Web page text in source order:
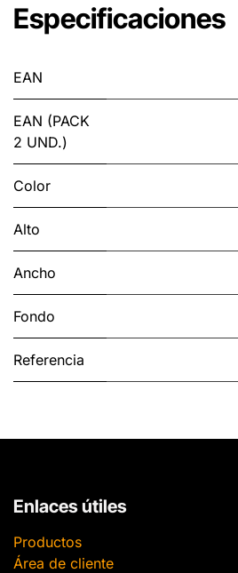
Especificaciones
EAN
EAN (PACK
2 UND.)
Color
Alto
Ancho
Fondo
Referencia
Enlaces útiles
Productos
Área de cliente